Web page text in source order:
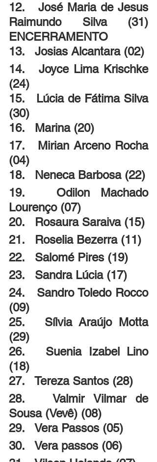
12.   José Maria de Jesus
Raimundo Silva (31)
ENCERRAMENTO
13.   Josias Alcantara (02)
14.   Joyce Lima Krischke
(24)
15.   Lúcia de Fátima Silva
(30)
16.   Marina (20)
17.   Mirian Arceno Rocha
(04)
18.   Neneca Barbosa (22)
19.   Odilon Machado
Lourenço (07)
20.   Rosaura Saraiva (15)
21.   Roselia Bezerra (11)
22.   Salomé Pires (19)
23.   Sandra Lúcia (17)
24.   Sandro Toledo Rocco
(09)
25.   Sílvia Araújo Motta
(29)
26.   Suenia Izabel Lino
(18)
27.   Tereza Santos (28)
28.   Valmir Vilmar de
Sousa (Vevê) (08)
29.   Vera Passos (05)
30.   Vera passos (06)